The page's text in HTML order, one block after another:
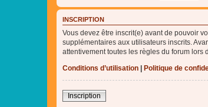
INSCRIPTION
Vous devez être inscrit(e) avant de pouvoir
supplémentaires aux utilisateurs inscrits.
attentivement toutes les règles du forum lors
Conditions d’utilisation
Politique de
Inscription